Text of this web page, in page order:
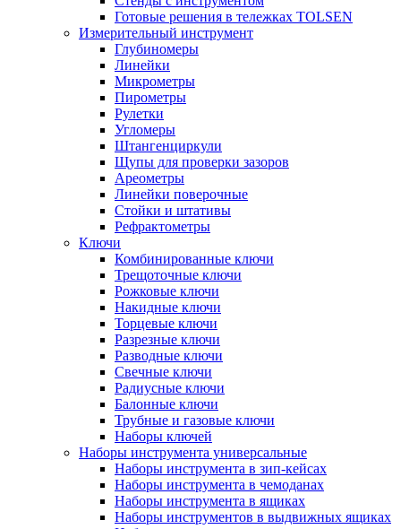
Готовые решения в тележках TOLSEN
Измерительный инструмент
Глубиномеры
Линейки
Микрометры
Пирометры
Рулетки
Угломеры
Штангенциркули
Щупы для проверки зазоров
Ареометры
Линейки поверочные
Стойки и штативы
Рефрактометры
Ключи
Комбинированные ключи
Трещоточные ключи
Рожковые ключи
Накидные ключи
Торцевые ключи
Разрезные ключи
Разводные ключи
Свечные ключи
Радиусные ключи
Балонные ключи
Трубные и газовые ключи
Наборы ключей
Наборы инструмента универсальные
Наборы инструмента в зип-кейсах
Наборы инструмента в чемоданах
Наборы инструмента в ящиках
Наборы инструментов в выдвижных ящиках